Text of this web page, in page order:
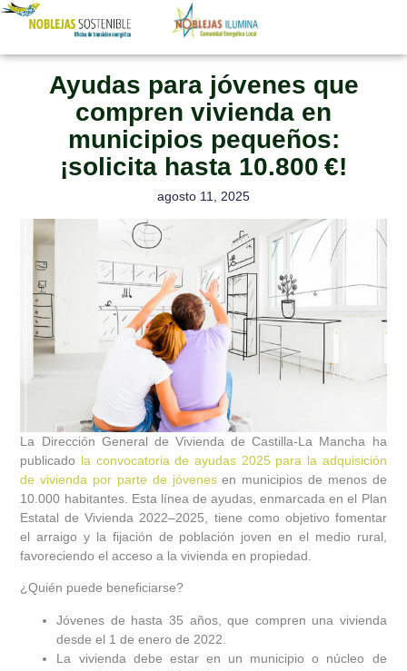
Ayudas para jóvenes que
compren vivienda en
municipios pequeños:
¡solicita hasta 10.800 €!
agosto 11, 2025
La Dirección General de Vivienda de Castilla-La Mancha ha
publicado la convocatoria de ayudas 2025 para la adquisición
de vivienda por parte de jóvenesen municipios de menos de
10.000 habitantes. Esta línea de ayudas, enmarcada en el Plan
Estatal de Vivienda 2022–2025, tiene como objetivo fomentar
el arraigo y la fijación de población joven en el medio rural
favoreciendo el acceso a la vivienda en propiedad.
¿Quién puede beneficiarse?
Jóvenes de hasta 35 años, que compren una vivienda
desde el 1 de enero de 2022
La vivienda debe estar en un municipio o núcleo de